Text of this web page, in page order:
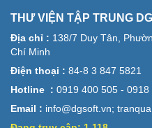
THƯ VIỆN TẬP TRUNG
Địa chỉ : 138/7 Duy Tân,
Chí Minh
Điện thoại : 84-8 3 847 5821
Hotline : 0919 400 505 - 0918
Email : info@dgsoft.vn;